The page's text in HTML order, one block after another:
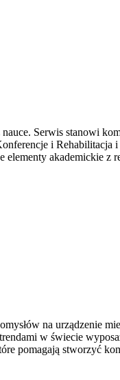
Serwis stanowi
i Rehabilitacja
akademickie z
na urządzenie
w świecie
pomagają stworzyć